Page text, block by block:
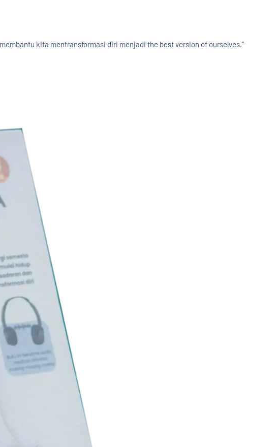
kita mentransformasi diri menjadi the best version of ourselves.”